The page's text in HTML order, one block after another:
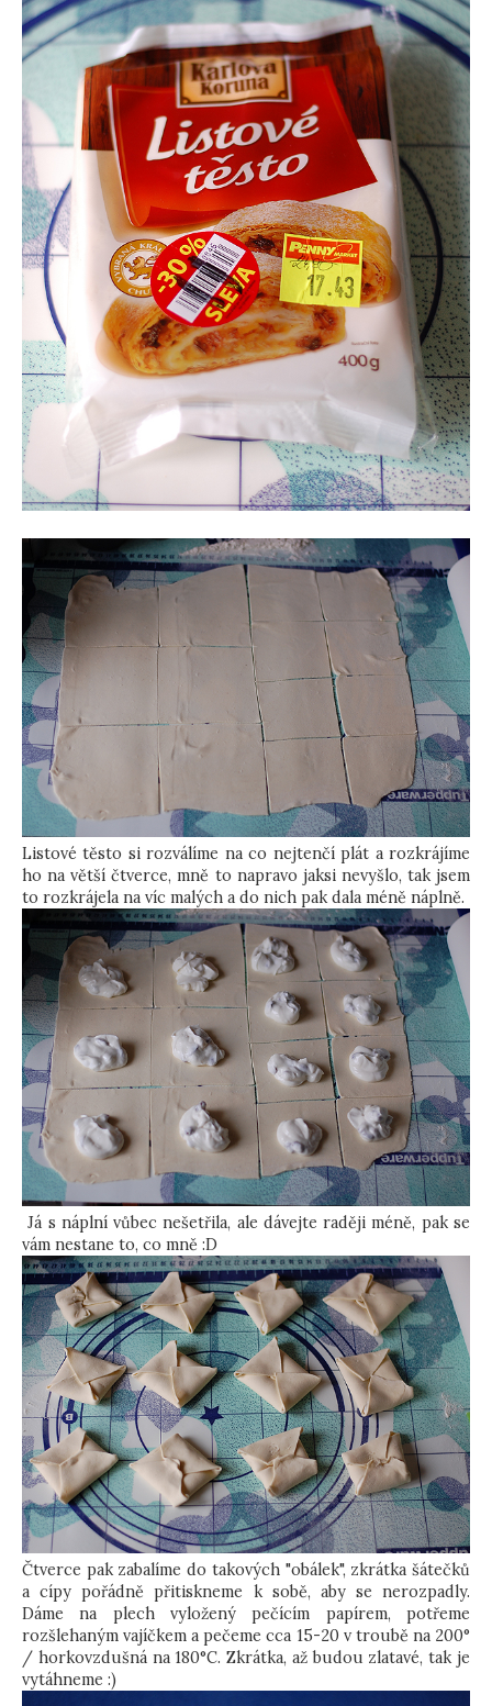
Listové těsto si rozválíme na co nejtenčí plát a rozkrájíme
ho na větší čtverce, mně to napravo jaksi nevyšlo, tak jsem
to rozkrájela na víc malých a do nich pak dala méně náplně.
Já s náplní vůbec nešetřila, ale dávejte raději méně, pak se
vám nestane to, co mně :D
Čtverce pak zabalíme do takových "obálek", zkrátka šátečků
a cípy pořádně přitiskneme k sobě, aby se nerozpadly.
Dáme na plech vyložený pečícím papírem, potřeme
rozšlehaným vajíčkem a pečeme cca 15-20 v troubě na 200°
/ horkovzdušná na 180°C. Zkrátka, až budou zlatavé, tak je
vytáhneme :)